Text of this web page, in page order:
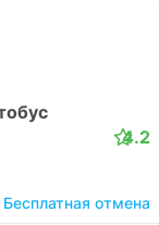
4.2
Бесплатная отмена